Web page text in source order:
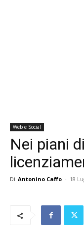
Web e Social
Nei piani
Di Antonino Caffo - 18